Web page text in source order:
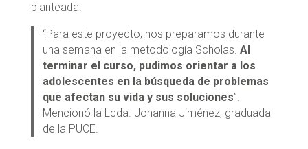
planteada.
“Para este proyecto, nos preparamos durante
una semana en la metodología Scholas.Al
terminar el curso, pudimos orientar a los
adolescentes en la búsqueda de problemas
que afectan su vida y sus soluciones”.
Mencionó la Lcda. Johanna Jiménez, graduada
de la PUCE.